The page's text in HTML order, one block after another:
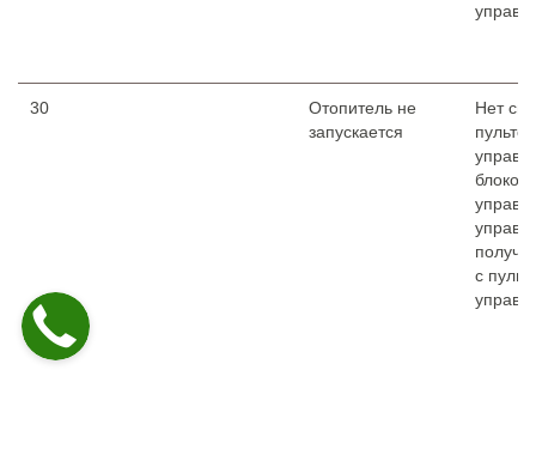
30
Отопитель не
запускается
Нет
блоком
с